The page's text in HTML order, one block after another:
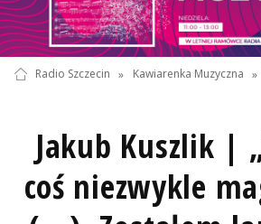
Radio Szczecin » Kawiarenka Muzyczna »
Jakub Kuszlik |
coś niezwykle